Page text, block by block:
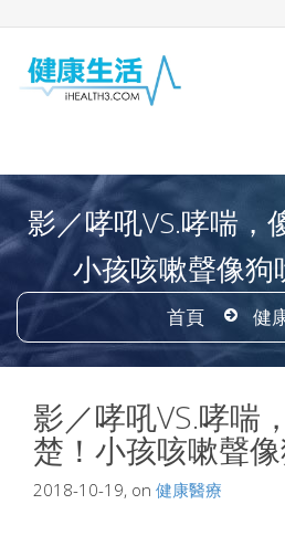
影／哮吼VS.哮喘，
小孩咳嗽聲像狗
首頁 健
影／哮吼VS.哮喘
楚！小孩咳嗽聲
2018-10-19, on 健康醫療